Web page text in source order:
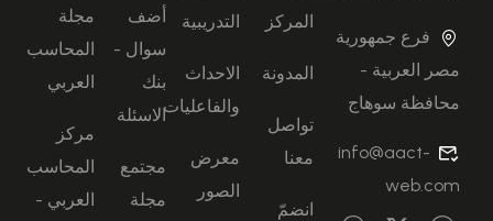
فرع جمهورية
مصر العربية -
محافظة سوهاج
info@aact-
web.com
المركز
المدونة
تواصل
معنا
انضمّ
التدريبية
الاحداث
والفاعليات
معرض
الصور
أضف
سوال -
بنك
الاسئلة
مجتمع
مجلة
مجلة
المحاسب
العربي
مركز
المحاسب
العربي -